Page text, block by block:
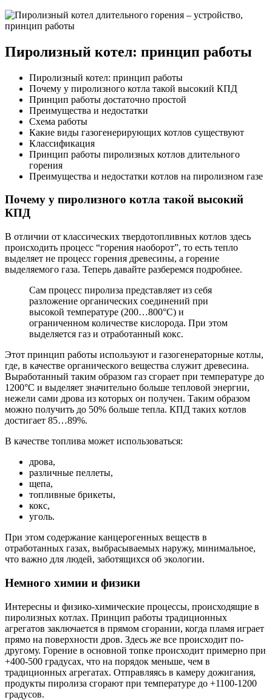
Пиролизный котел: принцип работы
Пиролизный котел: принцип работы
Почему у пиролизного котла такой высокий КПД
Принцип работы достаточно простой
Преимущества и недостатки
Схема работы
Какие виды газогенерирующих котлов существуют
Классификация
Принцип работы пиролизных котлов длительного
горения
Преимущества и недостатки котлов на пиролизном газе
Почему у пиролизного котла такой высокий
КПД
В отличии от классических твердотопливных котлов здесь
происходить процесс “горения наоборот”, то есть тепло
выделяет не процесс горения древесины, а горение
выделяемого газа. Теперь давайте разберемся подробнее.
Сам процесс пиролиза представляет из себя
разложение органических соединений при
высокой температуре (200…800°С) и
ограниченном количестве кислорода. При этом
выделяется газ и отработанный кокс.
Этот принцип работы используют и газогенераторные котлы,
где, в качестве органического вещества служит древесина.
Выработанный таким образом газ сгорает при температуре до
1200°С и выделяет значительно больше тепловой энергии,
нежели сами дрова из которых он получен. Таким образом
можно получить до 50% больше тепла. КПД таких котлов
достигает 85…89%.
В качестве топлива может использоваться:
дрова,
различные пеллеты,
щепа,
топливные брикеты,
кокс,
уголь.
При этом содержание канцерогенных веществ в
отработанных газах, выбрасываемых наружу, минимальное,
что важно для людей, заботящихся об экологии.
Немного химии и физики
Интересны и физико-химические процессы, происходящие в
пиролизных котлах. Принцип работы традиционных
агрегатов заключается в прямом сгорании, когда пламя играет
прямо на поверхности дров. Здесь же все происходит по-
другому. Горение в основной топке происходит примерно при
+400-500 градусах, что на порядок меньше, чем в
традиционных агрегатах. Отправляясь в камеру дожигания,
продукты пиролиза сгорают при температуре до +1100-1200
градусов.